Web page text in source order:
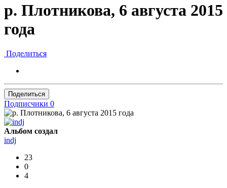
р. Плотникова, 6 августа 2015
года
Поделиться
Поделиться
Подписчики 0
Альбом создал
indj
23
0
4